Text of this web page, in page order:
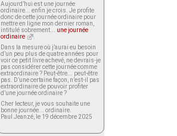
Aujourd’hui est une journée
ordinaire... enfin je crois. Je profite
donc de cette journée ordinaire pour
mettre en ligne mon dernier roman,
intitulé sobrement... une journée
ordinaire
Dans la mesure où j’aurai eu besoin
d’un peu plus de quatre années pour
voir ce petit livre achevé, ne devrais-je
pas considérer cette journée comme
extraordinaire ? Peut-être... peut-être
pas. D’une certaine façon, n’est-il pas
extraordinaire de pouvoir profiter
d’une journée ordinaire ?
Cher lecteur, je vous souhaite une
bonne journée... ordinaire.
Paul Jeanzé, le 19 décembre 2025